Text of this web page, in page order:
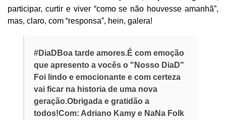
participar, curtir e viver “como se não houvesse amanhã”,
mas, claro, com “responsa”, hein, galera!
#DiaDBoa tarde amores.É com emoção
que apresento a vocês o "Nosso DiaD"
Foi lindo e emocionante e com certeza
vai ficar na historia de uma nova
geração.Obrigada e gratidão a
todos!Com: Adriano Kamy e NaNa Folk